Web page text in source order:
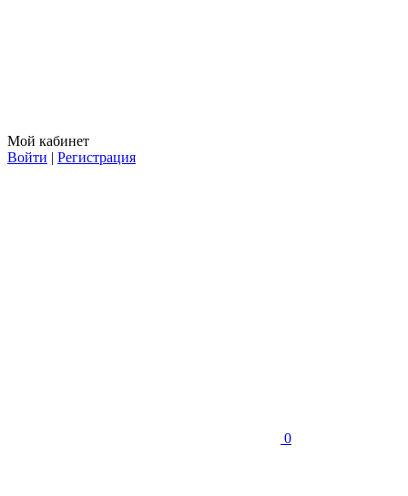
Мой кабинет
Войти | Регистрация
0